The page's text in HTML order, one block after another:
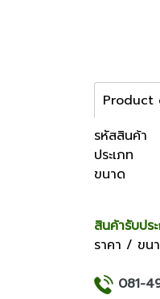
Product
รหัสสินค้า
ประเภท
ขนาด
สินค้ารับปร
ราคา / ขน
081-